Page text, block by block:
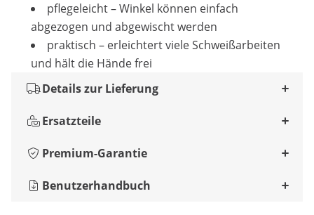
pflegeleicht – Winkel können einfach
abgezogen und abgewischt werden
praktisch – erleichtert viele Schweißarbeiten
und hält die Hände frei
Details zur Lieferung
Ersatzteile
Premium-Garantie
Benutzerhandbuch